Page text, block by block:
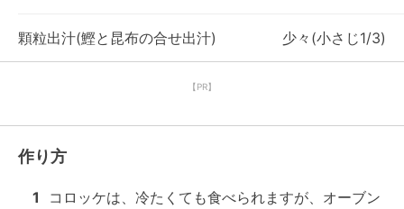
顆粒出汁(鰹と昆布の合せ出汁) 少々(小さじ1/3)
【PR】
作り方
1
コロッケは、冷たくても食べられますが、オーブン